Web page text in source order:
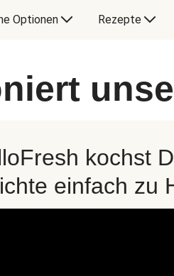
Optionen Rezepte
kochst
einfach zu